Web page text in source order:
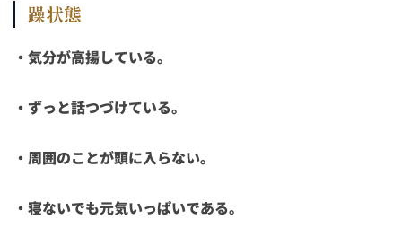
躁状態
・気分が高揚している。
・ずっと話つづけている。
・周囲のことが頭に入らない。
・寝ないでも元気いっぱいである。